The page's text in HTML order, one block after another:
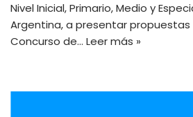
Nivel Inicial, Primario, Medio y
Argentina, a presentar
Concurso de… Leer más »